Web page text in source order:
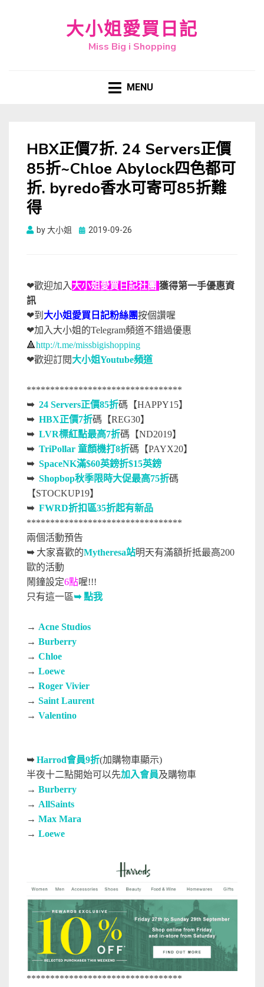
大小姐愛買日記
Miss Big i Shopping
MENU
HBX正價7折. 24 Servers正價
85折~Chloe Abylock四色都可
折. byredo香水可寄可85折難
得
by大小姐
Posted
2019-09-26
❤歡迎加入 大小姐愛買日記社團 獲得第一手優惠資
訊
❤到 大小姐愛買日記粉絲團按個讚喔
❤加入大小姐的Telegram頻道不錯過優惠
🔺http://t.me/missbigishopping
❤歡迎訂閱大小姐Youtube頻道
*********************************
➥ 24 Servers正價85折碼【HAPPY15】
➥ HBX正價7折碼【REG30】
➥ LVR標紅點最高7折碼【ND2019】
➥ TriPollar 童顏機打8折碼【PAYX20】
➥ SpaceNK滿$60英鎊折$15英鎊
➥ Shopbop秋季限時大促最高75折碼
【STOCKUP19】
➥ FWRD折扣區35折起有新品
*********************************
兩個活動預告
➥ 大家喜歡的Mytheresa站明天有滿額折抵最高200
歐的活動
鬧鐘設定6點喔!!!
只有這一區➥ 點我
→ Acne Studios
→ Burberry
→ Chloe
→ Loewe
→ Roger Vivier
→ Saint Laurent
→ Valentino
➥Harrod會員9折(加購物車顯示)
半夜十二點開始可以先加入會員及購物車
→ Burberry
→ AllSaints
→ Max Mara
→ Loewe
*********************************